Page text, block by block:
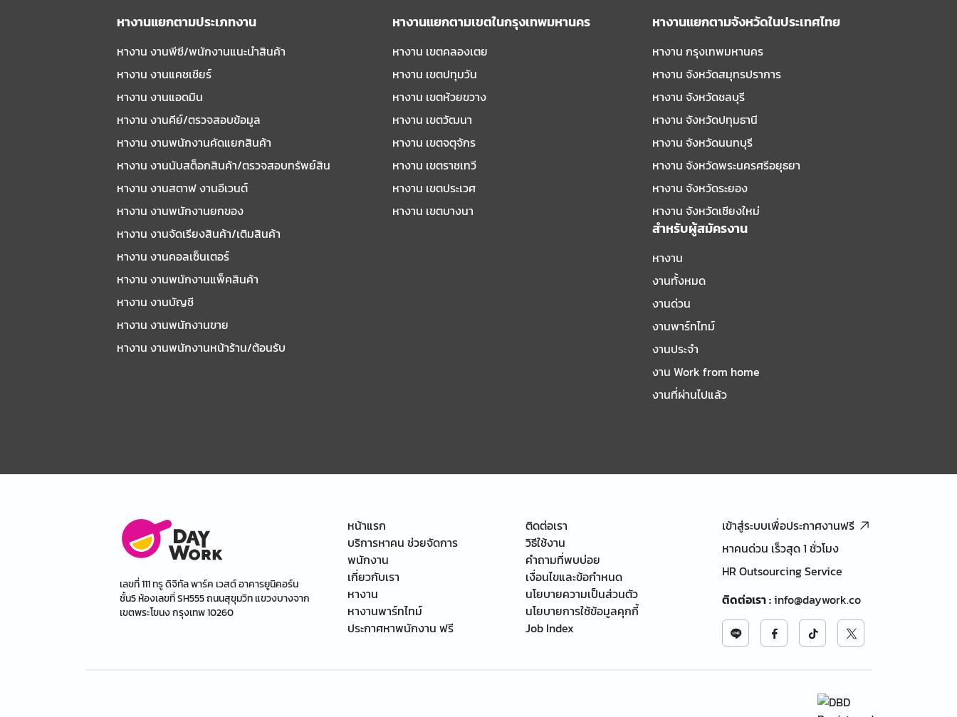
หางานแยกตามประเภทงาน
หางาน งานพีซี/พนักงานแนะนําสินค้า
หางาน งานแคชเชียร์
หางาน งานแอดมิน
หางาน งานคีย์/ตรวจสอบข้อมูล
หางาน งานพนักงานคัดแยกสินค้า
หางาน งานนับสต็อกสินค้า/ตรวจสอบทรัพย์สิน
หางาน งานสตาฟ งานอีเวนต์
หางาน งานพนักงานยกของ
หางาน งานจัดเรียงสินค้า/เติมสินค้า
หางาน งานคอลเซ็นเตอร์
หางาน งานพนักงานแพ็คสินค้า
หางาน งานบัญชี
หางาน งานพนักงานขาย
หางาน งานพนักงานหน้าร้าน/ต้อนรับ
หางานแยกตามเขตในกรุงเทพมหานคร
หางาน เขตคลองเตย
หางาน เขตปทุมวัน
หางาน เขตห้วยขวาง
หางาน เขตวัฒนา
หางาน เขตจตุจักร
หางาน เขตราชเทวี
หางาน เขตประเวศ
หางาน เขตบางนา
หางานแยกตามจังหวัดในประเทศไทย
หางาน กรุงเทพมหานคร
หางาน จังหวัดสมุทรปราการ
หางาน จังหวัดชลบุรี
หางาน จังหวัดปทุมธานี
หางาน จังหวัดนนทบุรี
หางาน จังหวัดพระนครศรีอยุธยา
หางาน จังหวัดระยอง
หางาน จังหวัดเชียงใหม่
สำหรับผู้สมัครงาน
หางาน
งานทั้งหมด
งานด่วน
งานพาร์ทไทม์
งานประจำ
งาน Work from home
งานที่ผ่านไปแล้ว
เลขที่ 111 ทรู ดิจิทัล พาร์ค เวสต์ อาคารยูนิคอร์น
ชั้น5 ห้องเลขที่ SH555 ถนนสุขุมวิท แขวงบางจาก
เขตพระโขนง กรุงเทพ 10260
หน้าแรก
บริการหาคน ช่วยจัดการ
พนักงาน
เกี่ยวกับเรา
หางาน
หางานพาร์ทไทม์
ประกาศหาพนักงาน ฟรี
ติดต่อเรา
วิธีใช้งาน
คำถามที่พบบ่อย
เงื่อนไขและข้อกำหนด
นโยบายความเป็นส่วนตัว
นโยบายการใช้ข้อมูลคุกกี้
Job Index
เข้าสู่ระบบเพื่อประกาศงานฟรี
หาคนด่วน เร็วสุด 1 ชั่วโมง
HR Outsourcing Service
ติดต่อเรา:info@daywork.co